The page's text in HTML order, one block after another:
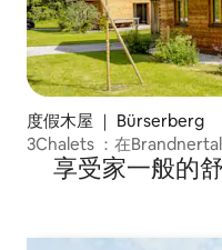
度假木屋 ｜ Bürserberg
3Chalets ：在
享受家一般的